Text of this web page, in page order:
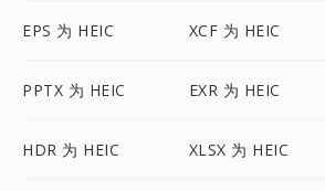
EPS 为 HEIC XCF 为 HEIC
PPTX 为 HEIC EXR 为 HEIC
HDR 为 HEIC XLSX 为 HEIC